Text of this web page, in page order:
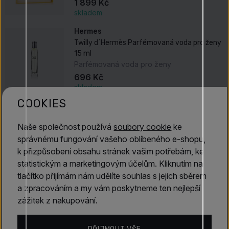
Popis produktu
Hlava
zázvor, bergamot, hořký pomeranč
Srdce
tuberóza, jasmín, květy pomerančovníku
Základ
santalové dřevo, vanilka
ducha mladé, nespoutané a sebejisté ženy. Na trh byl
1 899 Kč
skladem
Hermes
Twilly d´Hermès Parfémovaná voda pro ženy
15 ml
Parfémovaná voda pro ženy
696 Kč
skladem
COOKIES
Naše společnost používásoubory cookie ke
správnému fungování vašeho oblíbeného e-shopu,
k přizpůsobení obsahu stránek vašim potřebám, ke
statistickým a marketingovým účelům. Kliknutím na
tlačítko přijímám nám udělíte souhlas s jejich sběrem
a zpracováním a my vám poskytneme ten nejlepší
zážitek z nakupování.